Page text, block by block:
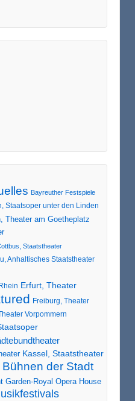
Bayreuther Festspiele
Staatsoper unter den Linden
Theater am Goetheplatz
Staatstheater
Anhaltisches Staatstheater
Erfurt, Theater
Freiburg, Theater
Vorpommern
Kassel, Staatstheater
Bühnen der Stadt
Garden-Royal Opera House